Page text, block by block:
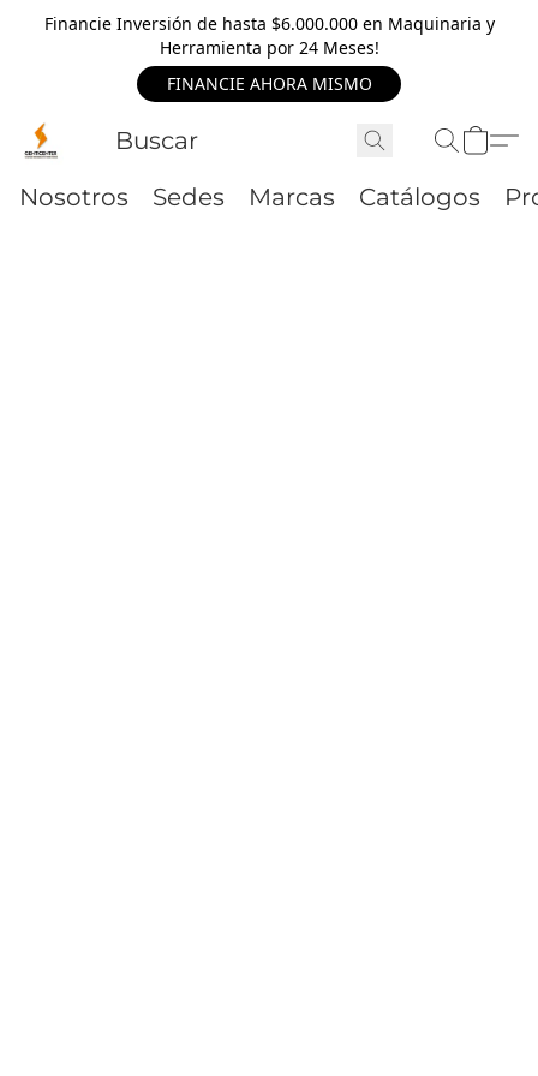
Financie Inversión de hasta $6.000.000 en Maquinaria y
Herramienta por 24 Meses!
FINANCIE AHORA MISMO
Nosotros Sedes Marcas Catálogos